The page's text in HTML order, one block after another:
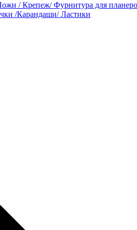
/ Крепеж/ Фурнитура для
/Карандаши/ Ластики